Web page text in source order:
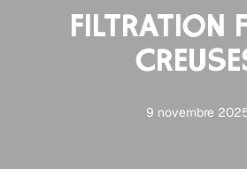
FILTRATION
9 novembre